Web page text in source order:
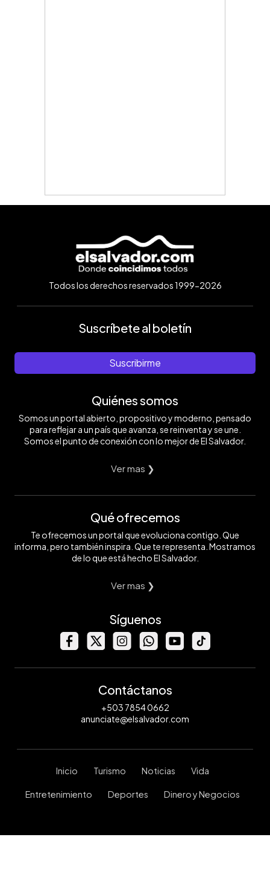
Todos los derechos reservados 1999-2026
Suscríbete al boletín
Suscribirme
Quiénes somos
Somos un portal abierto, propositivo y moderno, pensado
para reflejar a un país que avanza, se reinventa y se une.
Somos el punto de conexión con lo mejor de El Salvador.
Ver mas ❯
Qué ofrecemos
Te ofrecemos un portal que evoluciona contigo. Que
informa, pero también inspira. Que te representa. Mostramos
de lo que está hecho El Salvador.
Ver mas ❯
Síguenos
Contáctanos
+503 7854 0662
anunciate@elsalvador.com
Inicio Turismo Noticias Vida
Entretenimiento Deportes Dinero y Negocios